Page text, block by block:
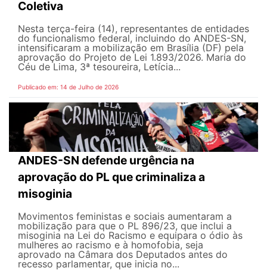
Coletiva
Nesta terça-feira (14), representantes de entidades
do funcionalismo federal, incluindo do ANDES-SN,
intensificaram a mobilização em Brasília (DF) pela
aprovação do Projeto de Lei 1.893/2026. Maria do
Céu de Lima, 3ª tesoureira, Letícia...
Publicado em: 14 de Julho de 2026
ANDES-SN defende urgência na
aprovação do PL que criminaliza a
misoginia
Movimentos feministas e sociais aumentaram a
mobilização para que o PL 896/23, que inclui a
misoginia na Lei do Racismo e equipara o ódio às
mulheres ao racismo e à homofobia, seja
aprovado na Câmara dos Deputados antes do
recesso parlamentar, que inicia no...